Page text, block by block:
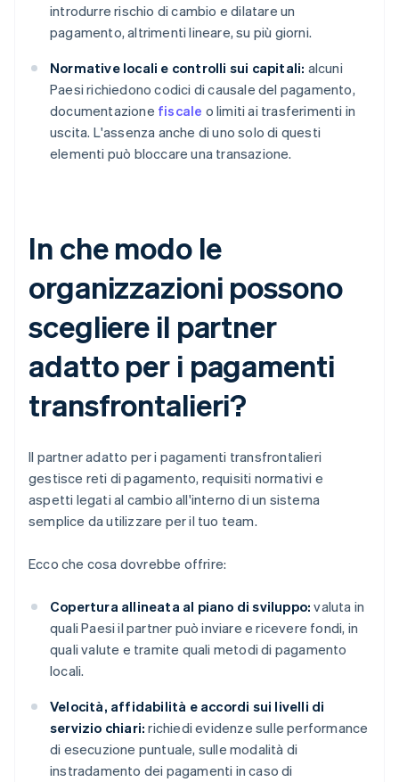
introdurre rischio di cambio e dilatare un
pagamento, altrimenti lineare, su più giorni.
Normative locali e controlli sui capitali: alcuni
Paesi richiedono codici di causale del pagamento,
documentazione fiscale o limiti ai trasferimenti in
uscita. L'assenza anche di uno solo di questi
elementi può bloccare una transazione.
In che modo le
organizzazioni possono
scegliere il partner
adatto per i pagamenti
transfrontalieri?
Il partner adatto per i pagamenti transfrontalieri
gestisce reti di pagamento, requisiti normativi e
aspetti legati al cambio all'interno di un sistema
semplice da utilizzare per il tuo team.
Ecco che cosa dovrebbe offrire:
Copertura allineata al piano di sviluppo: valuta in
quali Paesi il partner può inviare e ricevere fondi, in
quali valute e tramite quali metodi di pagamento
locali.
Velocità, affidabilità e accordi sui livelli di
servizio chiari: richiedi evidenze sulle performance
di esecuzione puntuale, sulle modalità di
instradamento dei pagamenti in caso di